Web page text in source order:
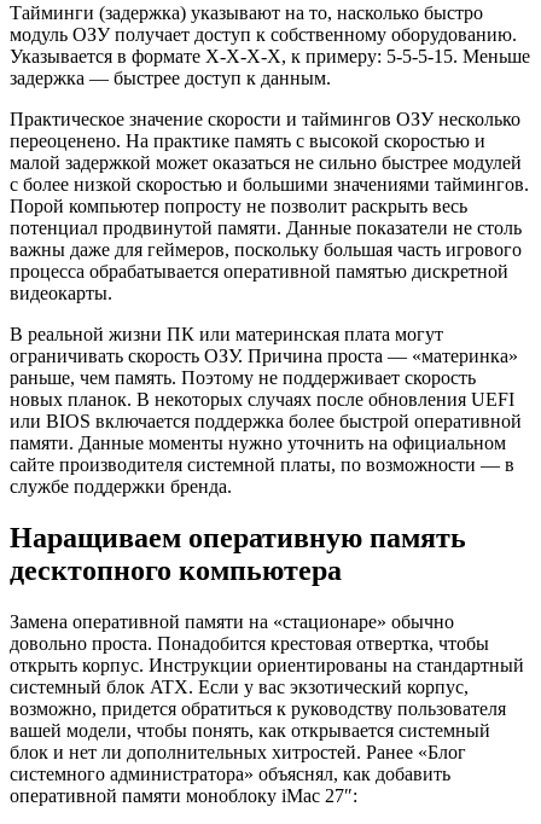
Тайминги (задержка) указывают на то, насколько быстро
модуль ОЗУ получает доступ к собственному оборудованию.
Указывается в формате X-X-X-X, к примеру: 5-5-5-15. Меньше
задержка — быстрее доступ к данным.
Практическое значение скорости и таймингов ОЗУ несколько
переоценено. На практике память с высокой скоростью и
малой задержкой может оказаться не сильно быстрее модулей
с более низкой скоростью и большими значениями таймингов.
Порой компьютер попросту не позволит раскрыть весь
потенциал продвинутой памяти. Данные показатели не столь
важны даже для геймеров, поскольку большая часть игрового
процесса обрабатывается оперативной памятью дискретной
видеокарты.
В реальной жизни ПК или материнская плата могут
ограничивать скорость ОЗУ. Причина проста — «материнка»
раньше, чем память. Поэтому не поддерживает скорость
новых планок. В некоторых случаях после обновления UEFI
или BIOS включается поддержка более быстрой оперативной
памяти. Данные моменты нужно уточнить на официальном
сайте производителя системной платы, по возможности — в
службе поддержки бренда.
Наращиваем оперативную память
десктопного компьютера
Замена оперативной памяти на «стационаре» обычно
довольно проста. Понадобится крестовая отвертка, чтобы
открыть корпус. Инструкции ориентированы на стандартный
системный блок ATX. Если у вас экзотический корпус,
возможно, придется обратиться к руководству пользователя
вашей модели, чтобы понять, как открывается системный
блок и нет ли дополнительных хитростей. Ранее «Блог
системного администратора» объяснял, как добавить
оперативной памяти моноблоку iMac 27″: